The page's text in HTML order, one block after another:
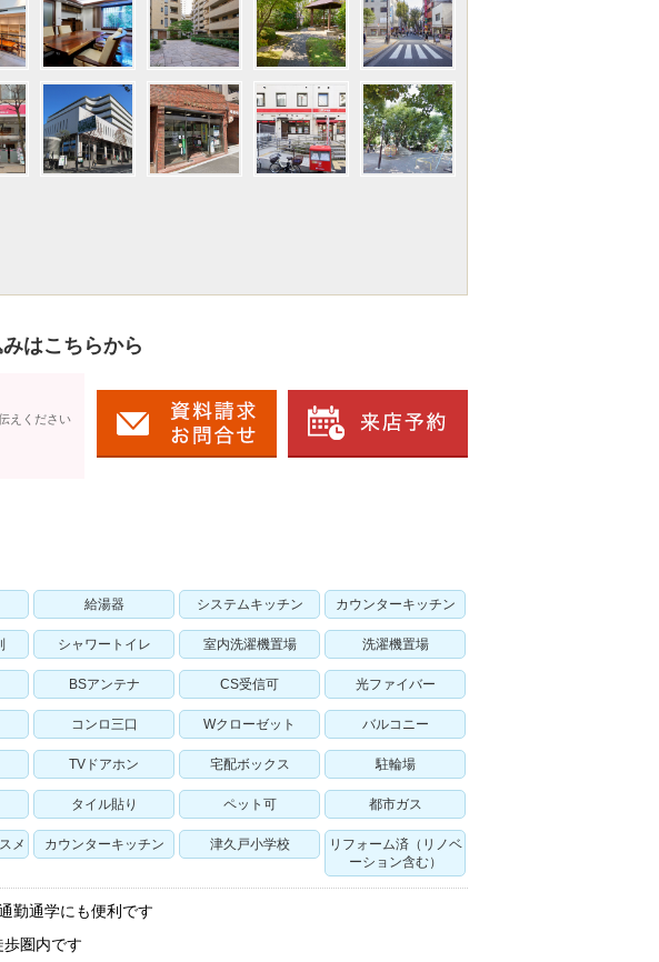
はこちらから
えください
給湯器 システムキッチン カウンターキッチン
シャワートイレ 室内洗濯機置場 洗濯機置場
BSアンテナ CS受信可 光ファイバー
コンロ三口 Wクローゼット バルコニー
TVドアホン 宅配ボックス 駐輪場
タイル貼り ペット可 都市ガス
メ カウンターキッチン 津久戸小学校
リフォーム済（リノベ
ーション含む）
勤通学にも便利です
圏内です